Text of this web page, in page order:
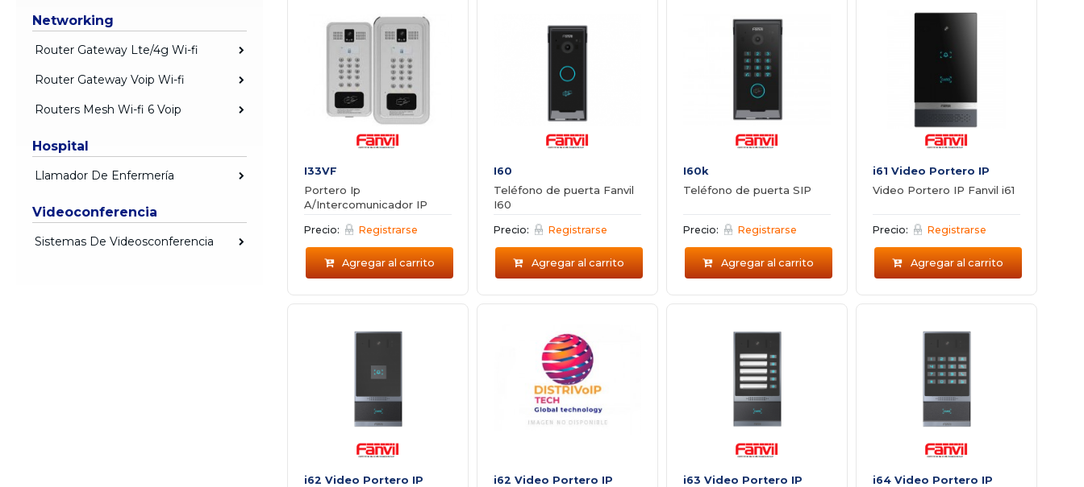
Networking
Router Gateway Lte/4g Wi-fi
Router Gateway Voip Wi-fi
Routers Mesh Wi-fi 6 Voip
Hospital
Llamador De Enfermería
Videoconferencia
Sistemas De Videosconferencia
I33VF
Portero Ip
A/Intercomunicador IP
Precio: Registrarse
Agregar al carrito
I60
Teléfono de puerta Fanvil
I60
Precio: Registrarse
Agregar al carrito
I60k
Teléfono de puerta SIP
Precio: Registrarse
Agregar al carrito
i61 Video Portero IP
Video Portero IP Fanvil i61
Precio: Registrarse
Agregar al carrito
i62 Video Portero IP i62 Video Portero IP i63 Video Portero IP i64 Video Portero IP